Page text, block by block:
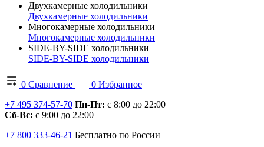
Двухкамерные холодильники
Двухкамерные холодильники
Многокамерные холодильники
Многокамерные холодильники
SIDE-BY-SIDE холодильники
SIDE-BY-SIDE холодильники
0 Сравнение 0 Избранное
+7 495 374-57-70 Пн-Пт: с 8:00 до 22:00
Сб-Вс: с 9:00 до 22:00
+7 800 333-46-21 Бесплатно по России